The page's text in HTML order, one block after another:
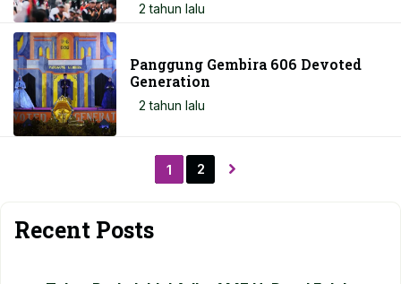
2 tahun lalu
Panggung Gembira 606 Devoted
Generation
2 tahun lalu
1 2
Recent Posts